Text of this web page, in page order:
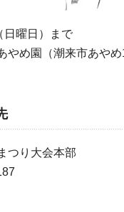
曜日）まで
め園（潮来市あやめ
つり大会本部